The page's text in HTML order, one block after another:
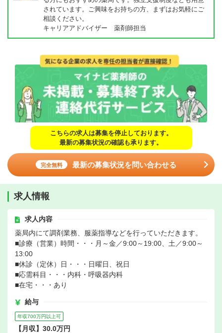
されています。ご興味をお持ちの方、まずはお気軽にご
相談ください。
キャリアアドバイザー 薬剤師担当
こちらの求人は募集を停止しております。
最新の募集状況の確認も承ります。
完全無料 最新の募集状況を問い合わせる
求人情報
求人内容
薬局内にて調剤業務、服薬指導などを行っていただきます。
■診療（営業）時間・・・月～金／9:00～19:00、土／9:00～
13:00
■休診（定休）日・・・日曜日、祝日
■応需科目・・・内科・呼吸器内科
■在宅・・・あり
給与
年収700万円以上可
【月収】30.0万円